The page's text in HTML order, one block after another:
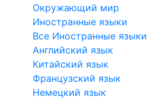
Окружающий мир
Иностранные языки
Все Иностранные языки
Английский язык
Китайский язык
Французский язык
Немецкий язык